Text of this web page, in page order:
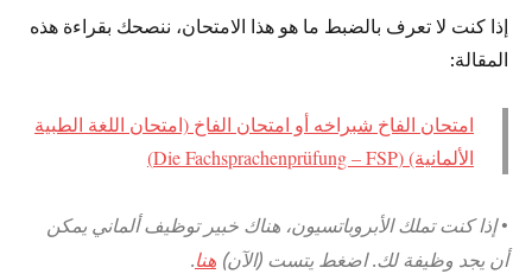
إذا كنت لا تعرف بالضبط ما هو هذا الامتحان، ننصحك بقراءة هذه
المقالة:
امتحان الفاخ شبراخه أو امتحان الفاخ (امتحان اللغة الطبية
الألمانية) (Die Fachsprachenprüfung – FSP)
•إذا كنت تملك الأبروباتسيون، هناك خبير توظيف ألماني يمكن
أن يجد وظيفة لك. اضغط يتست (الآن) هنا.